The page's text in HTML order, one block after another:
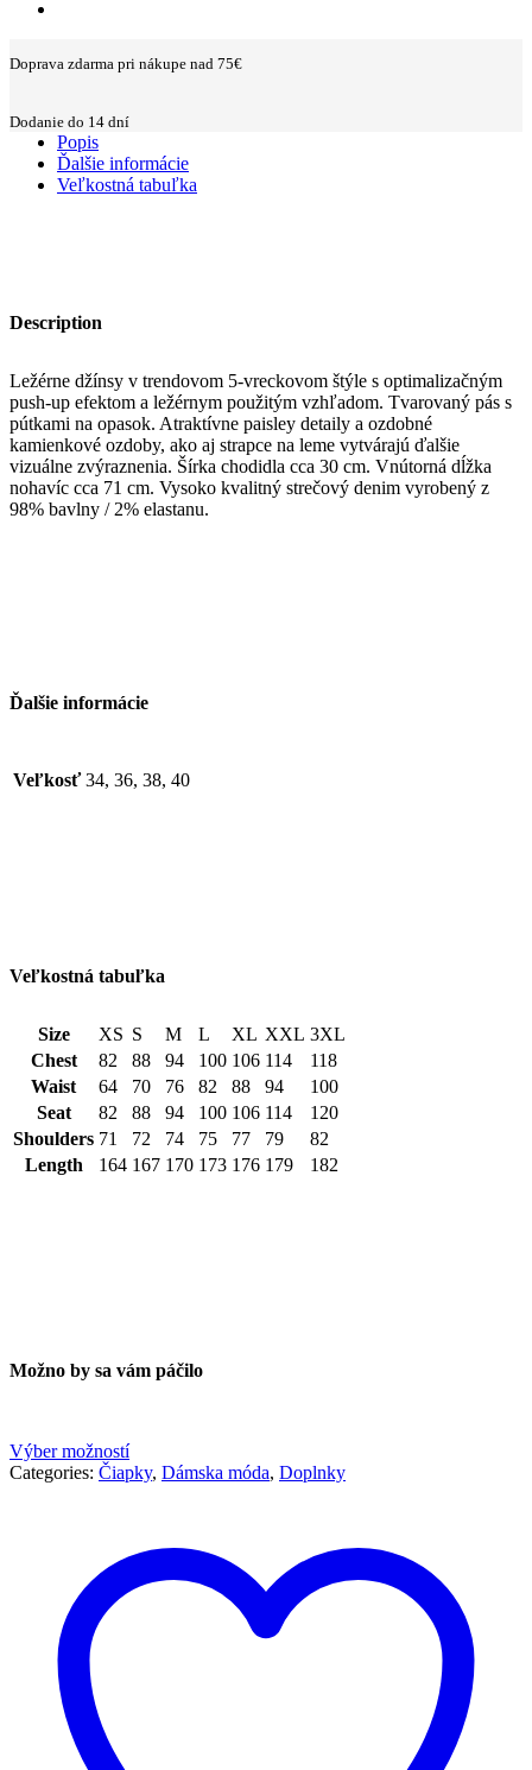
Doprava zdarma pri nákupe nad 75€
Dodanie do 14 dní
Popis
Ďalšie informácie
Veľkostná tabuľka
Description
Ležérne džínsy v trendovom 5-vreckovom štýle s optimalizačným
push-up efektom a ležérnym použitým vzhľadom. Tvarovaný pás s
pútkami na opasok. Atraktívne paisley detaily a ozdobné
kamienkové ozdoby, ako aj strapce na leme vytvárajú ďalšie
vizuálne zvýraznenia. Šírka chodidla cca 30 cm. Vnútorná dĺžka
nohavíc cca 71 cm. Vysoko kvalitný strečový denim vyrobený z
98% bavlny / 2% elastanu.
Ďalšie informácie
Veľkosť 34, 36, 38, 40
Veľkostná tabuľka
Size XS S M L XL XXL 3XL
Chest
82 88 94 100 106 114
118
Waist
64 70 76 82 88 94
100
Seat
82 88 94 100 106 114
120
Shoulders 71 72 74 75 77 79
82
Length
164 167 170 173 176 179 182
Možno by sa vám páčilo
Výber možností
Categories: Čiapky, Dámska móda, Doplnky